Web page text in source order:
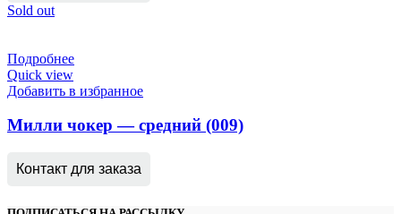
Sold out
Подробнее
Quick view
Добавить в избранное
Милли чокер — средний (009)
Контакт для заказа